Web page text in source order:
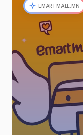
EMARTMALL.MN